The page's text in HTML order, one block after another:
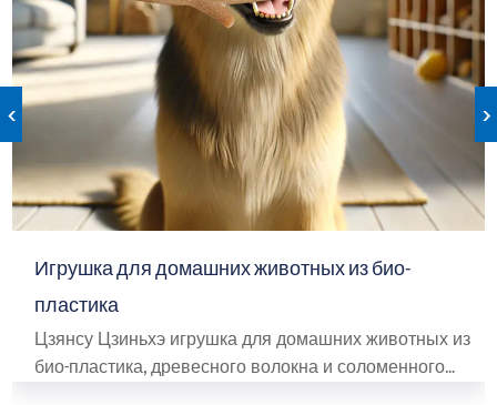
Игрушка для домашних животных из био-
пластика
Цзянсу Цзиньхэ игрушка для домашних животных из
био-пластика, древесного волокна и соломенного
‹ ›